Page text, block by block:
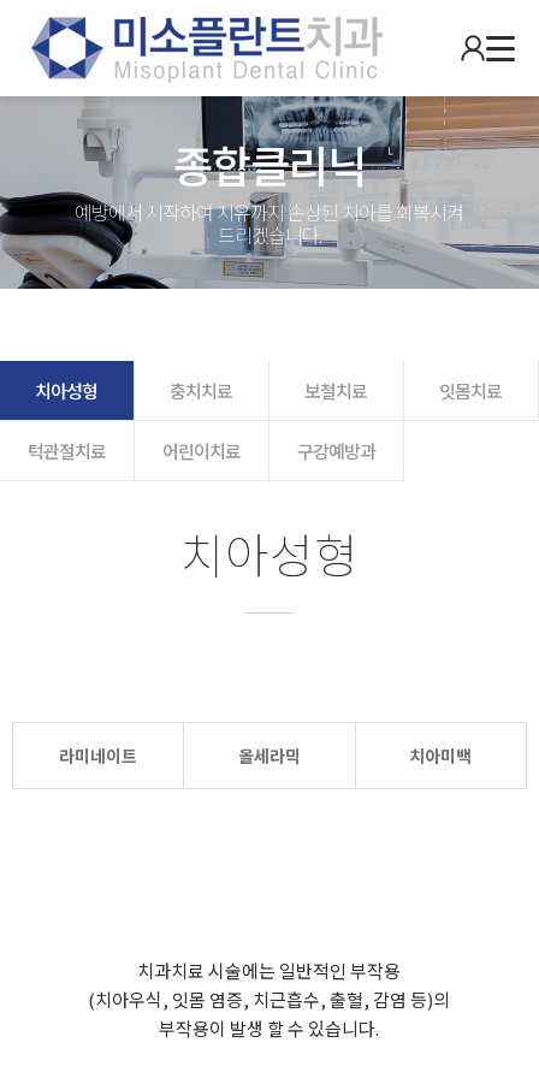
종합클리닉
예방에서 시작하여 치유까지 손상된 치아를 회복시켜
드리겠습니다.
치아성형 충치치료 보철치료 잇몸치료
턱관절치료 어린이치료 구강예방과
치아성형
라미네이트 올세라믹 치아미백
치과치료 시술에는 일반적인 부작용
(치아우식, 잇몸 염증, 치근흡수, 출혈, 감염 등)의
부작용이 발생 할 수 있습니다.